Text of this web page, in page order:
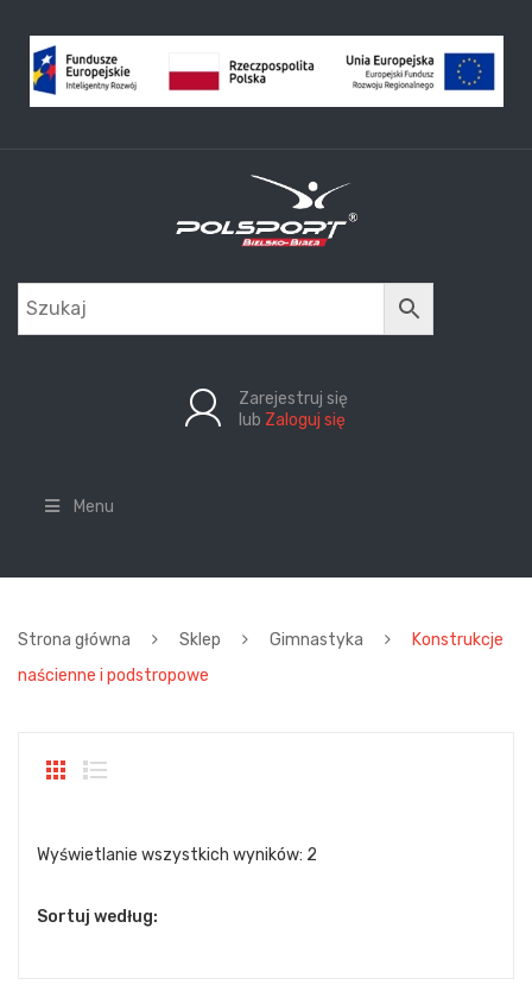
Zarejestruj się
lub Zaloguj się
Menu
Strona główna Sklep Gimnastyka
Konstrukcje
naścienne i podstropowe
Wyświetlanie wszystkich wyników: 2
Sortuj według: